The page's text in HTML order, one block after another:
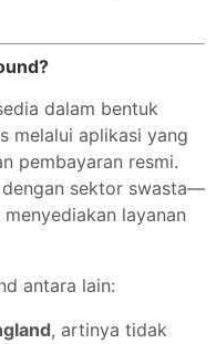
dalam bentuk
melalui aplikasi yang
pembayaran resmi.
dengan sektor swasta—
layanan
antara lain:
, artinya tidak